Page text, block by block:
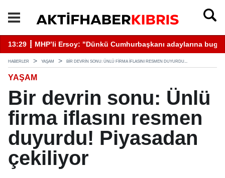
13:29 ┋ MHP’li Ersoy: "Dünkü Cumhurbaşkanı adaylarına
HABERLER YAŞAM BIR DEVRIN SONU: ÜNLÜ FIRMA IFLASINI RESMEN DUYURDU...
YAŞAM
Bir devrin sonu: Ünlü
firma iflasını resmen
duyurdu! Piyasadan
çekiliyor